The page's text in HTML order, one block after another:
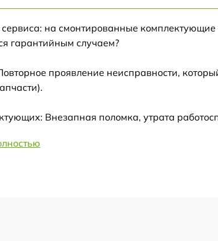
и настройка тепловизора
питания
сервиса: на смонтированные
гарантийным случаем?
проявление неисправности,
Внезапная поломка, утрата